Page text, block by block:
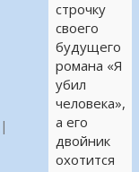
строчку
своего
будущего
романа «Я
убил
человека»,
а его
двойник
охотится
|